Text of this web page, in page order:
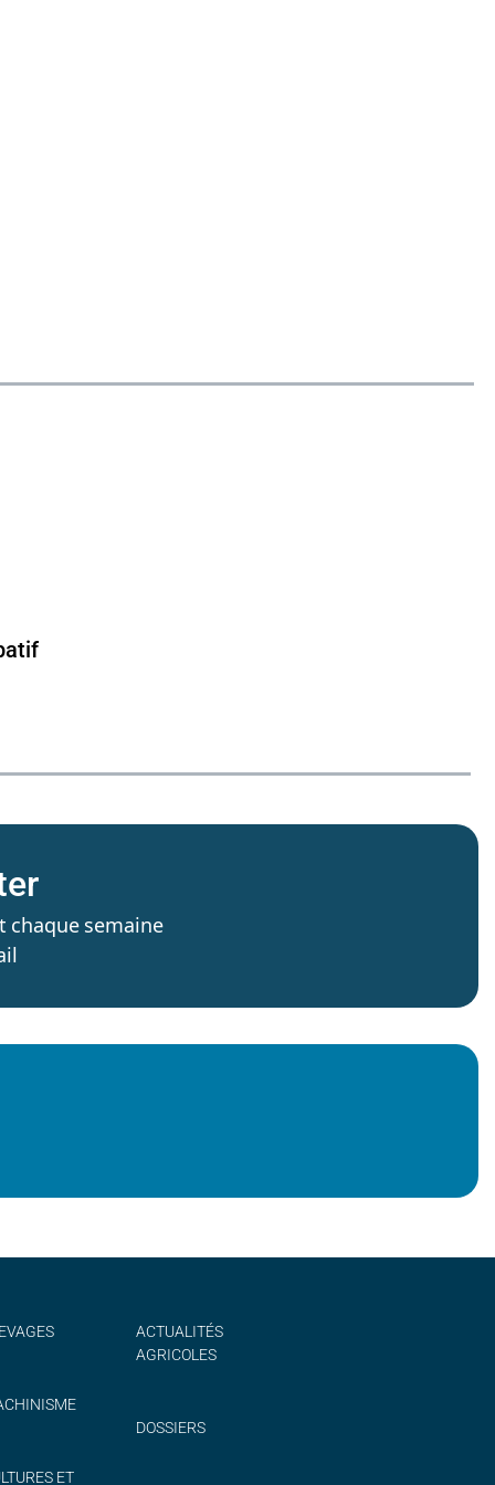
chaque semaine
ET
ACTUALITÉS
AGRICOLES
DOSSIERS